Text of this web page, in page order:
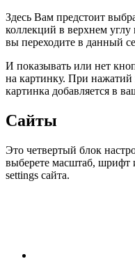
Здесь Вам предстоит
коллекций в верхнем
вы переходите в данный
И показывать или нет
на картинку. При
картинка добавляется в
Сайты
Это четвертый блок
выберете масштаб, шрифт
settings сайта.